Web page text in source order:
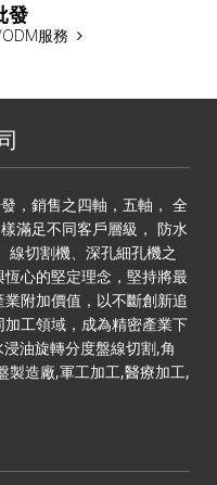
發
服務
，銷售之四軸，五軸， 全
滿足不同客戶層級， 防水
線切割機、深孔細孔機之
心的堅定理念，堅持將最
附加價值，以不斷創新追
工領域，成為精密產業下
油旋轉分度盤線切割,角
製造廠,軍工加工,醫療加工,